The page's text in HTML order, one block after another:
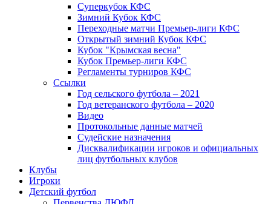
Суперкубок КФС
Зимний Кубок КФС
Переходные матчи Премьер-лиги КФС
Открытый зимний Кубок КФС
Кубок "Крымская весна"
Кубок Премьер-лиги КФС
Регламенты турниров КФС
Ссылки
Год сельского футбола – 2021
Год ветеранского футбола – 2020
Видео
Протокольные данные матчей
Судейские назначения
Дисквалификации игроков и официальных
лиц футбольных клубов
Клубы
Игроки
Детский футбол